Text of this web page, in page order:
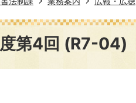
第4回 (R7-04)